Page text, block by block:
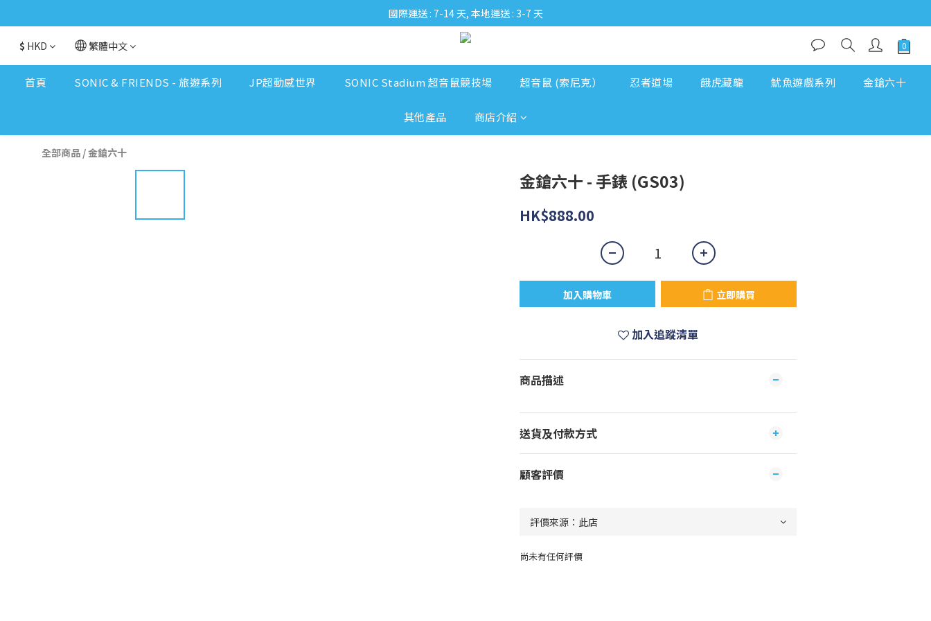
國際運送 : 7-14 天, 本地運送 : 3-7 天
$ HKD 繁體中文
首頁 SONIC & FRIENDS - 旅遊系列 JP超動感世界 SONIC Stadium 超音鼠競技場 超音鼠 (索尼克） 忍者道場 餓虎藏龍 魷魚遊戲系列 金鎗六十
其他產品 商店介紹
全部商品 /金鎗六十
金鎗六十 - 手錶 (GS03)
HK$888.00
加入購物車 立即購買
加入追蹤清單
商品描述
送貨及付款方式
顧客評價
尚未有任何評價